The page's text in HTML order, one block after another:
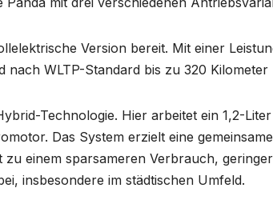
Version bereit. Mit einer
WLTP-Standard bis zu 320 Kilometer
Technologie. Hier arbeitet ein 1,2-
Das System erzielt eine
einem sparsameren Verbrauch,
insbesondere im städtischen Umfeld.